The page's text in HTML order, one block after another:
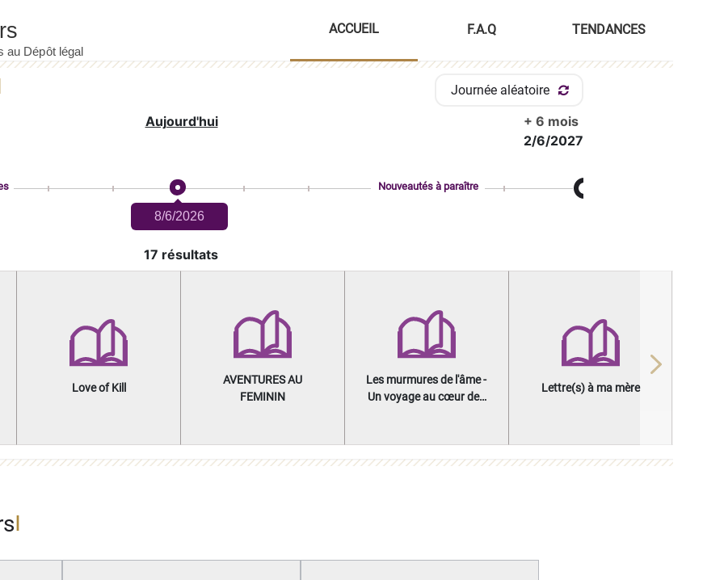
ACCUEIL F.A.Q TENDANCES
Journée aléatoire
Aujourd'hui
+ 6 mois
2/6/2027
8/6/2026
Nouveautés à paraître
17 résultats
Love of Kill
AVENTURES AU
FEMININ
Les murmures de l'âme -
Un voyage au cœur des
Lettre(s) à ma mère
Next